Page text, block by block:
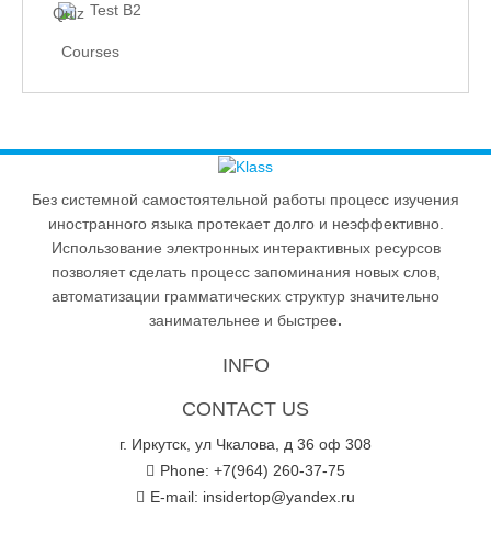
Test B2
Courses
Без системной самостоятельной работы процесс изучения
иностранного языка протекает долго и неэффективно.
Использование электронных интерактивных ресурсов
позволяет сделать процесс запоминания новых слов,
автоматизации грамматических структур значительно
занимательнее и быстрее.
INFO
CONTACT US
г. Иркутск, ул Чкалова, д 36 оф 308
Phone: +7(964) 260-37-75
E-mail: insidertop@yandex.ru